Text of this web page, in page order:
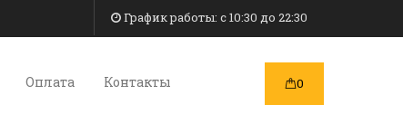
График работы: c 10:30 до 22:30
Оплата Контакты 0